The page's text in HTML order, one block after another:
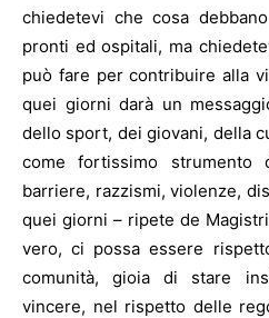
chiedetevi che cosa
pronti ed ospitali, ma
può fare per contribuire alla
quei giorni darà un
dello sport, dei giovani, della
come fortissimo strumento
barriere, razzismi, violenze,
quei giorni – ripete de
vero, ci possa essere
comunità, gioia di stare
vincere, nel rispetto delle